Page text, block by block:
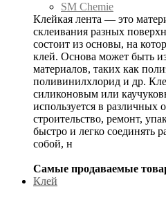
SM Chemie
Клейкая лента — это
склеивания разных
состоит из основы, на
клей. Основа может быть
материалов, таких как
поливинилхлорид и др.
силиконовым или
используется в различных
строительство, ремонт,
быстро и легко соединять
собой, н
Самые продаваемые
Клей